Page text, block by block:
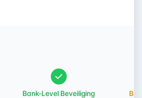
Bank-Level Beveiliging